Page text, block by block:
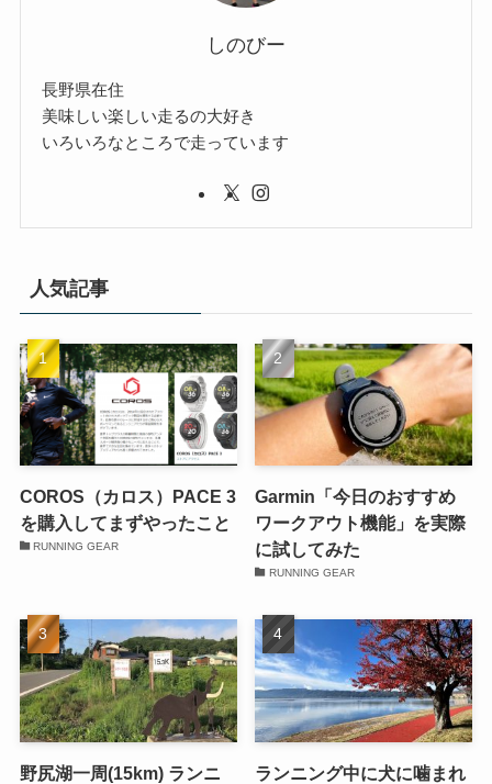
しのびー
長野県在住
美味しい楽しい走るの大好き
いろいろなところで走っています
人気記事
COROS（カロス）PACE 3
を購入してまずやったこと
RUNNING GEAR
Garmin「今日のおすすめ
ワークアウト機能」を実際
に試してみた
RUNNING GEAR
野尻湖一周(15km) ランニ
ランニング中に犬に噛まれ